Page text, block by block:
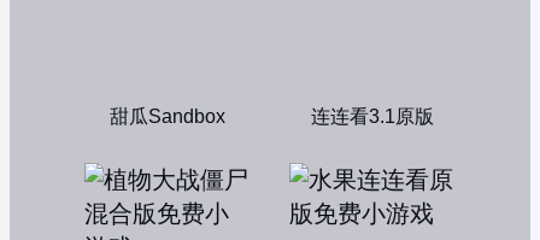
甜瓜Sandbox 连连看3.1原版